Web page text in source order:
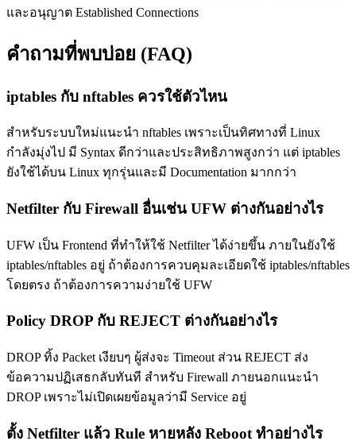
และอนุญาต Established Connections
คำถามที่พบบ่อย (FAQ)
iptables กับ nftables ควรใช้ตัวไหน
สำหรับระบบใหม่แนะนำ nftables เพราะเป็นทิศทางที่ Linux
กำลังมุ่งไป มี Syntax ดีกว่าและประสิทธิภาพสูงกว่า แต่ iptables
ยังใช้ได้บน Linux ทุกรุ่นและมี Documentation มากกว่า
Netfilter กับ Firewall อื่นเช่น UFW ต่างกันอย่างไร
UFW เป็น Frontend ที่ทำให้ใช้ Netfilter ได้ง่ายขึ้น ภายในยังใช้
iptables/nftables อยู่ ถ้าต้องการควบคุมละเอียดใช้ iptables/nftables
โดยตรง ถ้าต้องการความง่ายใช้ UFW
Policy DROP กับ REJECT ต่างกันอย่างไร
DROP ทิ้ง Packet เงียบๆ ผู้ส่งจะ Timeout ส่วน REJECT ส่ง
ข้อความปฏิเสธกลับทันที สำหรับ Firewall ภายนอกแนะนำ
DROP เพราะไม่เปิดเผยข้อมูลว่ามี Service อยู่
ตั้ง Netfilter แล้ว Rule หายหลัง Reboot ทำอย่างไร